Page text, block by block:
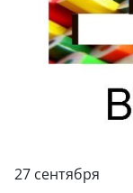
27 сентября